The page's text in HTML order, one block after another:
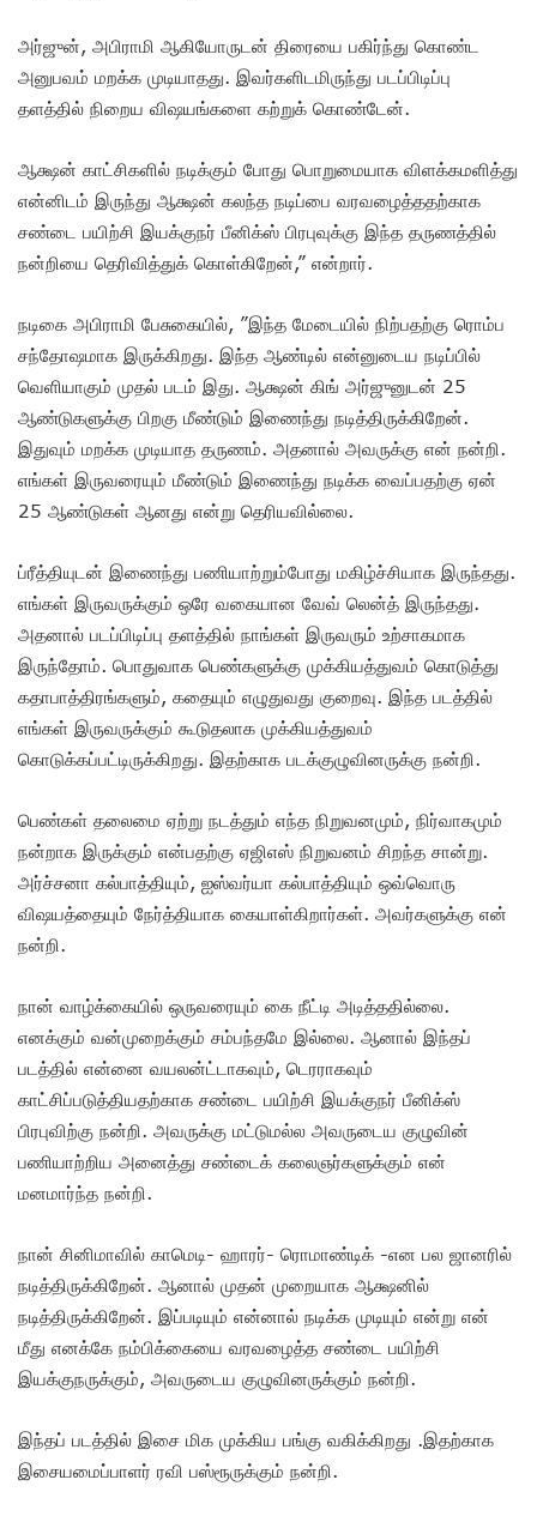
அர்ஜுன், அபிராமி ஆகியோருடன் திரையை பகிர்ந்து கொண்ட
அனுபவம் மறக்க முடியாதது. இவர்களிடமிருந்து படப்பிடிப்பு
தளத்தில் நிறைய விஷயங்களை கற்றுக் கொண்டேன்.
ஆக்ஷன் காட்சிகளில் நடிக்கும் போது பொறுமையாக விளக்கமளித்து
என்னிடம் இருந்து ஆக்ஷன் கலந்த நடிப்பை வரவழைத்ததற்காக
சண்டை பயிற்சி இயக்குநர் பீனிக்ஸ் பிரபுவுக்கு இந்த தருணத்தில்
நன்றியை தெரிவித்துக் கொள்கிறேன்,” என்றார்.
நடிகை அபிராமி பேசுகையில், ”இந்த மேடையில் நிற்பதற்கு ரொம்ப
சந்தோஷமாக இருக்கிறது. இந்த ஆண்டில் என்னுடைய நடிப்பில்
வெளியாகும் முதல் படம் இது. ஆக்ஷன் கிங் அர்ஜுனுடன் 25
ஆண்டுகளுக்கு பிறகு மீண்டும் இணைந்து நடித்திருக்கிறேன்.
இதுவும் மறக்க முடியாத தருணம். அதனால் அவருக்கு என் நன்றி.
எங்கள் இருவரையும் மீண்டும் இணைந்து நடிக்க வைப்பதற்கு ஏன்
25 ஆண்டுகள் ஆனது என்று தெரியவில்லை.
ப்ரீத்தியுடன் இணைந்து பணியாற்றும்போது மகிழ்ச்சியாக இருந்தது.
எங்கள் இருவருக்கும் ஒரே வகையான வேவ் லென்த் இருந்தது.
அதனால் படப்பிடிப்பு தளத்தில் நாங்கள் இருவரும் உற்சாகமாக
இருந்தோம். பொதுவாக பெண்களுக்கு முக்கியத்துவம் கொடுத்து
கதாபாத்திரங்களும், கதையும் எழுதுவது குறைவு. இந்த படத்தில்
எங்கள் இருவருக்கும் கூடுதலாக முக்கியத்துவம்
கொடுக்கப்பட்டிருக்கிறது. இதற்காக படக்குழுவினருக்கு நன்றி.
பெண்கள் தலைமை ஏற்று நடத்தும் எந்த நிறுவனமும், நிர்வாகமும்
நன்றாக இருக்கும் என்பதற்கு ஏஜிஎஸ் நிறுவனம் சிறந்த சான்று.
அர்ச்சனா கல்பாத்தியும், ஐஸ்வர்யா கல்பாத்தியும் ஒவ்வொரு
விஷயத்தையும் நேர்த்தியாக கையாள்கிறார்கள். அவர்களுக்கு என்
நன்றி.
நான் வாழ்க்கையில் ஒருவரையும் கை நீட்டி அடித்ததில்லை.
எனக்கும் வன்முறைக்கும் சம்பந்தமே இல்லை. ஆனால் இந்தப்
படத்தில் என்னை வயலன்ட்டாகவும், டெரராகவும்
காட்சிப்படுத்தியதற்காக சண்டை பயிற்சி இயக்குநர் பீனிக்ஸ்
பிரபுவிற்கு நன்றி. அவருக்கு மட்டுமல்ல அவருடைய குழுவின்
பணியாற்றிய அனைத்து சண்டைக் கலைஞர்களுக்கும் என்
மனமார்ந்த நன்றி.
நான் சினிமாவில் காமெடி- ஹாரர்- ரொமாண்டிக் -என பல ஜானரில்
நடித்திருக்கிறேன். ஆனால் முதன் முறையாக ஆக்ஷனில்
நடித்திருக்கிறேன். இப்படியும் என்னால் நடிக்க முடியும் என்று என்
மீது எனக்கே நம்பிக்கையை வரவழைத்த சண்டை பயிற்சி
இயக்குநருக்கும், அவருடைய குழுவினருக்கும் நன்றி.‌
இந்தப் படத்தில் இசை மிக முக்கிய பங்கு வகிக்கிறது .இதற்காக
இசையமைப்பாளர் ரவி பஸ்ரூருக்கும் நன்றி.